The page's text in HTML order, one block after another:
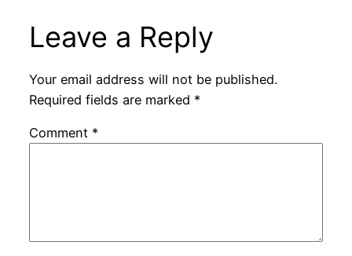
Leave a Reply
Your email address will not be published.
Required fields are marked *
Comment *